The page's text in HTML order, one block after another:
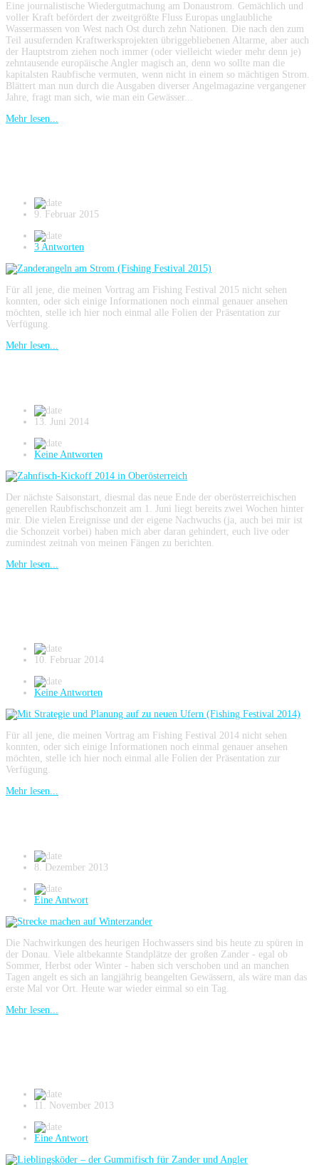
Eine journalistische Wiedergutmachung am Donaustrom. Gemächlich und
voller Kraft befördert der zweitgrößte Fluss Europas unglaubliche
Wassermassen von West nach Ost durch zehn Nationen. Die nach den zum
Teil ausufernden Kraftwerksprojekten übriggebliebenen Altarme, aber auch
der Hauptstrom ziehen noch immer (oder vielleicht wieder mehr denn je)
zehntausende europäische Angler magisch an, denn wo sollte man die
kapitalsten Raubfische vermuten, wenn nicht in einem so mächtigen Strom.
Blättert man nun durch die Ausgaben diverser Angelmagazine vergangener
Jahre, fragt man sich, wie man ein Gewässer...
Mehr lesen...
9. Februar 2015
3 Antworten
Für all jene, die meinen Vortrag am Fishing Festival 2015 nicht sehen
konnten, oder sich einige Informationen noch einmal genauer ansehen
möchten, stelle ich hier noch einmal alle Folien der Präsentation zur
Verfügung.
Mehr lesen...
13. Juni 2014
Keine Antworten
Der nächste Saisonstart, diesmal das neue Ende der oberösterreichischen
generellen Raubfischschonzeit am 1. Juni liegt bereits zwei Wochen hinter
mir. Die vielen Ereignisse und der eigene Nachwuchs (ja, auch bei mir ist
die Schonzeit vorbei) haben mich aber daran gehindert, euch live oder
zumindest zeitnah von meinen Fängen zu berichten.
Mehr lesen...
10. Februar 2014
Keine Antworten
Für all jene, die meinen Vortrag am Fishing Festival 2014 nicht sehen
konnten, oder sich einige Informationen noch einmal genauer ansehen
möchten, stelle ich hier noch einmal alle Folien der Präsentation zur
Verfügung.
Mehr lesen...
8. Dezember 2013
Eine Antwort
Die Nachwirkungen des heurigen Hochwassers sind bis heute zu spüren in
der Donau. Viele altbekannte Standplätze der großen Zander - egal ob
Sommer, Herbst oder Winter - haben sich verschoben und an manchen
Tagen angelt es sich an langjährig beangelten Gewässern, als wäre man das
erste Mal vor Ort. Heute war wieder einmal so ein Tag.
Mehr lesen...
11. November 2013
Eine Antwort